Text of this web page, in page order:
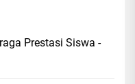
Prestasi Siswa -